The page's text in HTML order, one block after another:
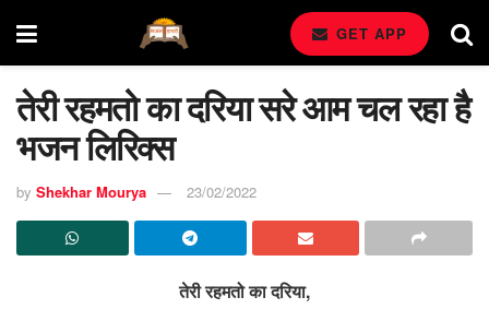
GET APP
तेरी रहमतो का दरिया सरे आम चल रहा है
भजन लिरिक्स
by Shekhar Mourya 23/02/2022
तेरी रहमतो का दरिया,